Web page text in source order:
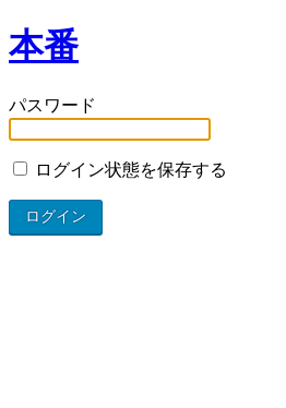
本番
パスワード
ログイン状態を保存する